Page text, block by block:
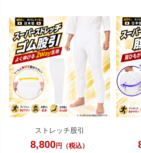
ストレッチ股引
8,800円（税込）